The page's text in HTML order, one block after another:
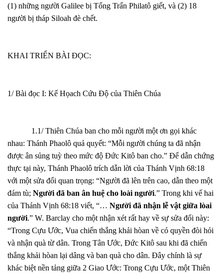
(1) những người Galilee bị Tổng Trấn Philatô giết, và (2) 18
người bị tháp Siloah đè chết.
KHAI TRIỂN BÀI ĐỌC:
1/ Bài đọc I: Kế Họach Cứu Độ của Thiên Chúa
1.1/ Thiên Chúa ban cho mỗi người một ơn gọi khác
nhau: Thánh Phaolô quả quyết: “Mỗi người chúng ta đã nhận
được ân sủng tuỳ theo mức độ Đức Kitô ban cho.” Để dẫn chứng
thực tại này, Thánh Phaolô trích dẫn lời của Thánh Vịnh 68:18
với một sửa đổi quan trọng: “Người đã lên trên cao, dẫn theo một
đám tù; Người đã ban ân huệ cho loài người.” Trong khi vế hai
của Thánh Vịnh 68:18 viết, “… Người đã nhận lễ vật giữa lòai
người.” W. Barclay cho một nhận xét rất hay về sự sửa đổi này:
“Trong Cựu Ước, Vua chiến thắng khải hòan về có quyền đòi hỏi
và nhận quà từ dân. Trong Tân Ước, Đức Kitô sau khi đã chiến
thắng khải hòan lại dâng và ban quà cho dân. Đây chính là sự
khác biệt nền tảng giữa 2 Giao Ước: Trong Cựu Ước, một Thiên